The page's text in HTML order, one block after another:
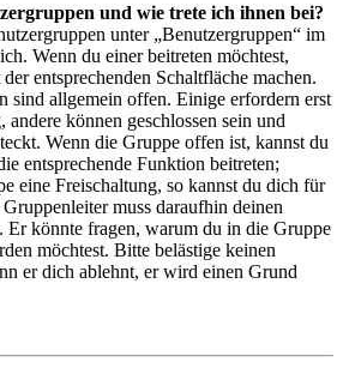
und wie trete ich ihnen bei?
unter „Benutzergruppen“ im
Wenn du einer beitreten möchtest,
entsprechenden Schaltfläche machen.
sind allgemein offen. Einige erfordern erst
andere können geschlossen sein und
Wenn die Gruppe offen ist, kannst du
entsprechende Funktion beitreten;
eine Freischaltung, so kannst du dich für
muss daraufhin deinen
Er könnte fragen, warum du in die Gruppe
möchtest. Bitte belästige keinen
er dich ablehnt, er wird einen Grund